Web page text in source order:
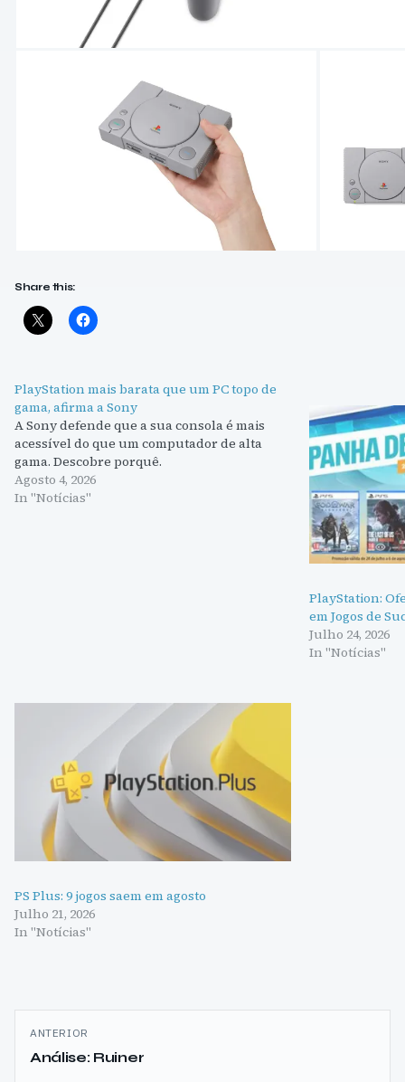
Share this:
PlayStation mais barata que um PC topo de
gama, afirma a Sony
A Sony defende que a sua consola é mais
acessível do que um computador de alta
gama. Descobre porquê.
Agosto 4, 2026
In "Notícias"
PlayStation:
em Jogos de
Julho 24, 2026
In "Notícias"
PS Plus: 9 jogos saem em agosto
Julho 21, 2026
In "Notícias"
Navegação
de
ANTERIOR
Análise: Ruiner